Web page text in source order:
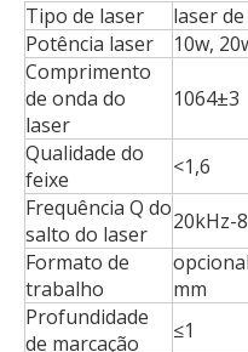
Tipo de laser
laser
Potência laser
10w,
Comprimento
de onda do
laser
1064±3
Qualidade do
feixe
<1,6
Frequência Q do
salto do laser
20kHz-
Formato de
trabalho
mm
Profundidade
de marcação
≤1